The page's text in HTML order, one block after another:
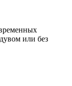
или без